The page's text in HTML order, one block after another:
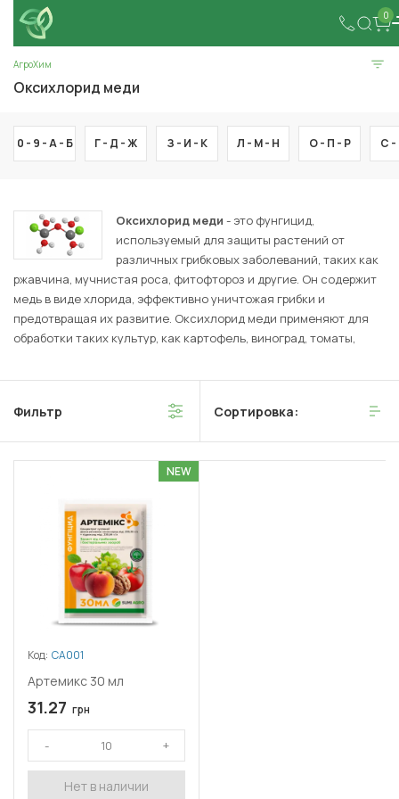
0
АгроХим
Оксихлорид меди
0 - 9 -А - Б Г - Д -Ж З - И - К Л - М - Н О - П - Р С -
Оксихлорид меди - это фунгицид,
используемый для защиты растений от
различных грибковых заболеваний, таких как
ржавчина, мучнистая роса, фитофтороз и другие. Он содержит
медь в виде хлорида, эффективно уничтожая грибки и
предотвращая их развитие. Оксихлорид меди применяют для
обработки таких культур, как картофель, виноград, томаты,
защитный эффект и широко используется в сельском
Фильтр Сортировка:
NEW
Код: СА001
Артемикс 30 мл
31.27 грн
Нет в наличии